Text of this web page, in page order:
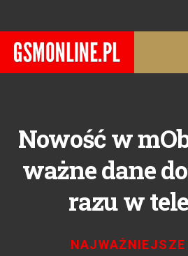
Nowość w
ważne dane
razu w
NAJWAŻNIEJSZE